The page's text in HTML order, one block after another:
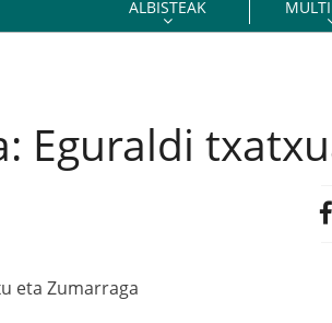
ALBISTEAK
Eguraldi
eta Zumarraga